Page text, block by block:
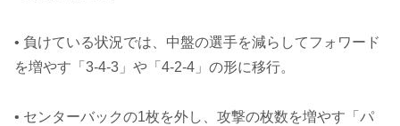
• 負けている状況では、中盤の選手を減らしてフォワード
を増やす「3-4-3」や「4-2-4」の形に移行。
• センターバックの1枚を外し、攻撃の枚数を増やす「パ